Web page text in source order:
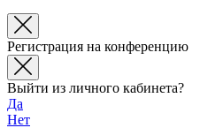
Регистрация на конференцию
Выйти из личного кабинета?
Да
Нет